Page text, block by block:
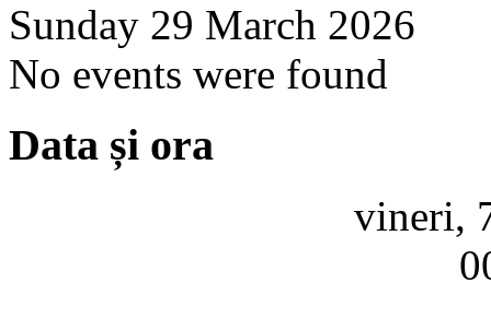
Sunday 29 March 2026
No events were found
Data și ora
vineri,